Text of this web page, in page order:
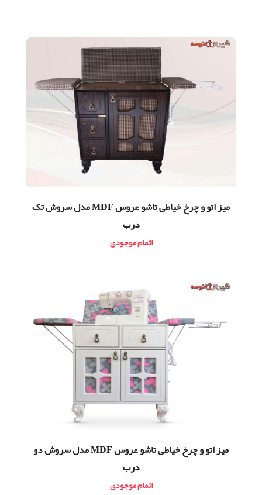
ميز اتو و چرخ خیاطی تاشو عروس MDF مدل سروش تک
درب
اتمام موجودی
ميز اتو و چرخ خیاطی تاشو عروس MDF مدل سروش دو
درب
اتمام موجودی